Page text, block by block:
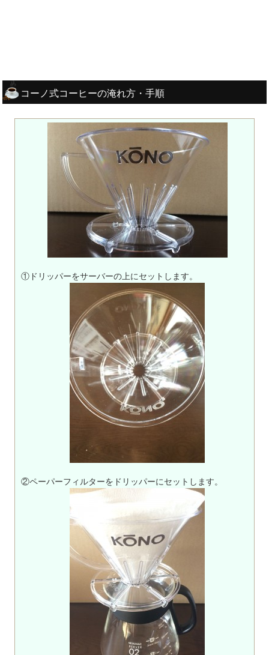
コーノ式コーヒーの淹れ方・手順
①ドリッパーをサーバーの上にセットします。
②ペーパーフィルターをドリッパーにセットします。